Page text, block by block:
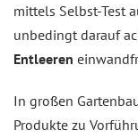
mittels Selbst-Test
unbedingt darauf
Entleeren
In großen
Produkte zu